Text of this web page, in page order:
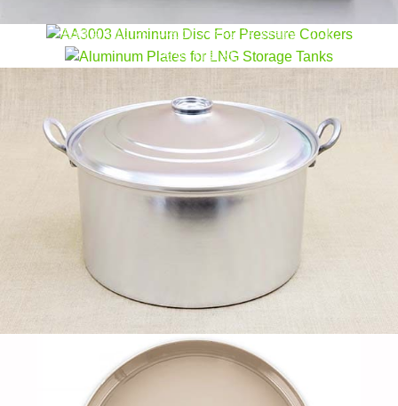
성을 결합합니다., 가벼운 디자인, 비용 효율성, 현대식
압력솥 베이스 구성에 선호되는 선택입니다..
극저온용으로 설계된 LNG 저장 탱크용 고성능 알루미
늄 플레이트를 만나보세요, 우수한 강도, 내식성, 장기
적인 신뢰성.
1050 알루미늄 트레이용 코팅 알루미늄 디
스크 - 식품 등급
1050 알루미늄 트레이용 코팅 알루미늄 디스크는 성형
성이 우수합니다., 식품 접촉 안전, 즉석식품 및 오븐용